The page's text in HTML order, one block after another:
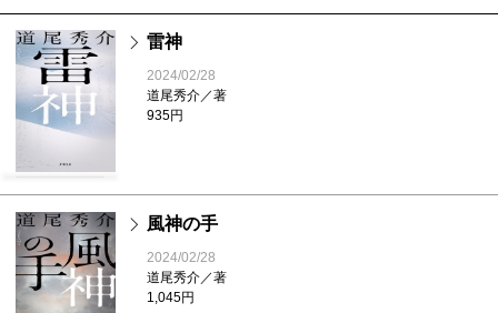
雷神
2024/02/28
道尾秀介／著
935円
風神の手
2024/02/28
道尾秀介／著
1,045円